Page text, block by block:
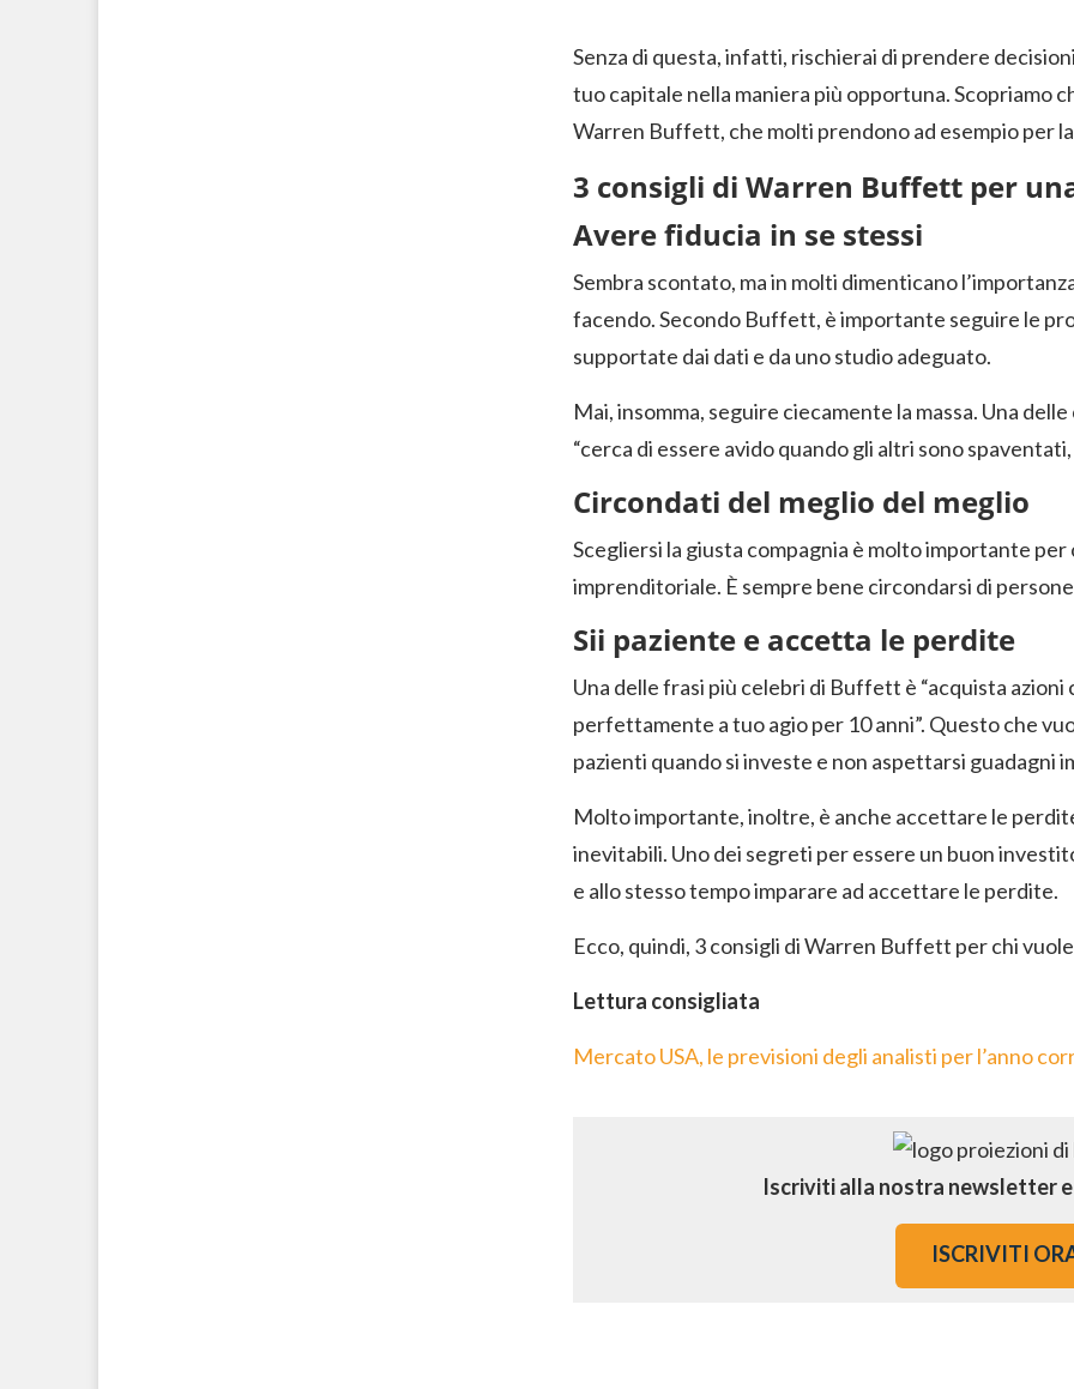
Senza di questa, infatti, rischierai di prendere
tuo capitale nella maniera più opportuna. Scopriamo
Warren Buffett, che molti prendono ad esempio per
3 consigli di Warren Buffett per
Avere fiducia in se stessi
Sembra scontato, ma in molti dimenticano
facendo. Secondo Buffett, è importante seguire le
supportate dai dati e da uno studio adeguato.
Mai, insomma, seguire ciecamente la massa. Una
“cerca di essere avido quando gli altri sono
Circondati del meglio del meglio
Scegliersi la giusta compagnia è molto importante
imprenditoriale. È sempre bene circondarsi di
Sii paziente e accetta le perdite
Una delle frasi più celebri di Buffett è “acquista
perfettamente a tuo agio per 10 anni”. Questo che
pazienti quando si investe e non aspettarsi guadagni
Molto importante, inoltre, è anche accettare le
inevitabili. Uno dei segreti per essere un buon
e allo stesso tempo imparare ad accettare le perdite.
Ecco, quindi, 3 consigli di Warren Buffett per chi
Lettura consigliata
Mercato USA, le previsioni degli analisti per l’anno
Iscriviti alla nostra newsletter
ISCRIVITI